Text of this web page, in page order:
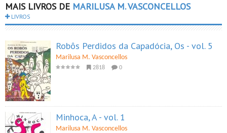
MAIS LIVROS DE MARILUSA M. VASCONCELLOS
LIVROS
Robôs Perdidos da Capadócia, Os - vol. 5
Marilusa M. Vasconcellos
2818 0
Minhoca, A - vol. 1
Marilusa M. Vasconcellos